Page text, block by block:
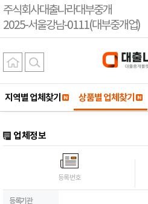
주식회사대출나라대부중개
2025-서울강남-0111(대부중개업)
지역별 업체찾기 상품별 업체찾기
업체정보
등록번호
등록기관